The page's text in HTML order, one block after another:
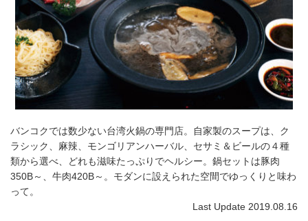
バンコクでは数少ない台湾火鍋の専門店。自家製のスープは、ク
ラシック、麻辣、モンゴリアンハーバル、セサミ＆ビールの４種
類から選べ、どれも滋味たっぷりでヘルシー。鍋セットは豚肉
350B～、牛肉420B～。モダンに設えられた空間でゆっくりと味わ
って。
Last Update 2019.08.16